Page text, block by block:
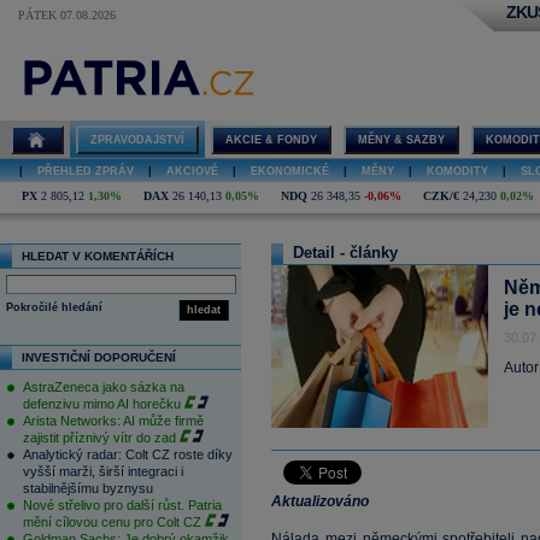
PÁTEK 07.08.2026
ZPRAVODAJSTVÍ AKCIE & FONDY MĚNY & SAZBY
PŘEHLED ZPRÁV AKCIOVÉ EKONOMICKÉ MĚNY KOMODITY
PX 2 805,12 1,30% DAX 26 140,13 0,05% NDQ 26 348,35 -0,06% CZK/€ 24,230 0,02%
HLEDAT V KOMENTÁŘÍCH
hledat
Pokročilé hledání
INVESTIČNÍ DOPORUČENÍ
AstraZeneca jako sázka na
defenzivu mimo AI horečku
Arista Networks: AI může firmě
zajistit příznivý vítr do zad
Analytický radar: Colt CZ roste díky
vyšší marži, širší integraci i
stabilnějšímu byznysu
Nové střelivo pro další růst. Patria
mění cílovou cenu pro Colt CZ
Detail - články
je
Aktualizováno